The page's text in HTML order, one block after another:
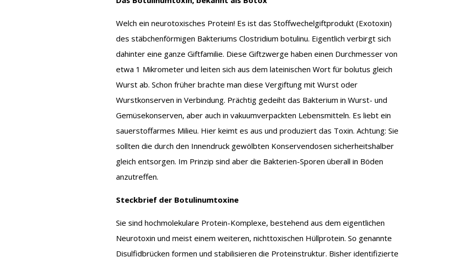
Welch ein neurotoxisches Protein! Es ist das Stoffwechelgiftprodukt (Exotoxin)
des stäbchenförmigen Bakteriums Clostridium botulinu. Eigentlich verbirgt sich
dahinter eine ganze Giftfamilie. Diese Giftzwerge haben einen Durchmesser von
etwa 1 Mikrometer und leiten sich aus dem lateinischen Wort für bolutus gleich
Wurst ab. Schon früher brachte man diese Vergiftung mit Wurst oder
Wurstkonserven in Verbindung. Prächtig gedeiht das Bakterium in Wurst- und
Gemüsekonserven, aber auch in vakuumverpackten Lebensmitteln. Es liebt ein
sauerstoffarmes Milieu. Hier keimt es aus und produziert das Toxin. Achtung: Sie
sollten die durch den Innendruck gewölbten Konservendosen sicherheitshalber
gleich entsorgen. Im Prinzip sind aber die Bakterien-Sporen überall in Böden
anzutreffen.
Steckbrief der Botulinumtoxine
Sie sind hochmolekulare Protein-Komplexe, bestehend aus dem eigentlichen
Neurotoxin und meist einem weiteren, nichttoxischen Hüllprotein. So genannte
Disulfidbrücken formen und stabilisieren die Proteinstruktur. Bisher identifizierte